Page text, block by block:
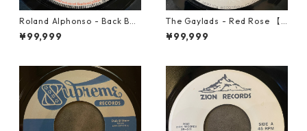
Roland Alphonso - Back Bea
t【7-21909】
¥99,999
The Gaylads - Red Rose 【7
-21853】
¥99,999